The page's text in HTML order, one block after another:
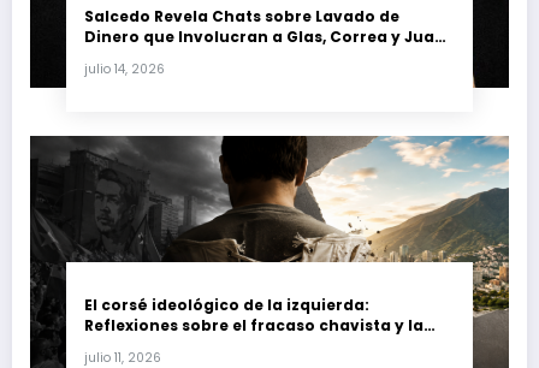
Salcedo Revela Chats sobre Lavado de
Dinero que Involucran a Glas, Correa y Juan
julio 14, 2026
El corsé ideológico de la izquierda:
Reflexiones sobre el fracaso chavista y la
julio 11, 2026